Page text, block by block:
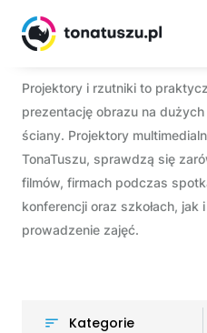
Projektory i rzutniki to
prezentację obrazu na
ściany. Projektory
TonaTuszu, sprawdzą się
filmów, firmach podczas
konferencji oraz szkołach, jak
prowadzenie zajęć.
Kategorie